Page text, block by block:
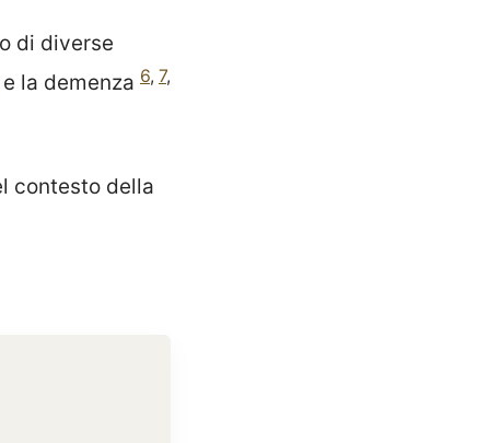
di diverse
e la demenza 6, 7,
contesto della